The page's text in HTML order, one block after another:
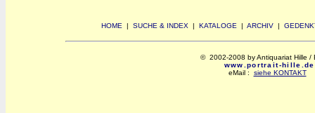
HOME | SUCHE & INDEX | KATALOGE | ARCHIV |
© 2002-2008 by Antiquariat Hille /
www.portrait-hille.de
eMail : siehe KONTAKT